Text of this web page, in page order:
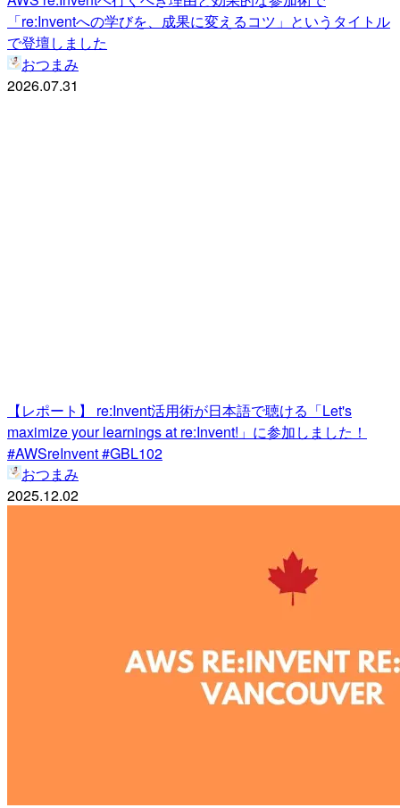
「re:Inventへの学びを、成果に変えるコツ」というタイトル
で登壇しました
おつまみ
2026.07.31
【レポート】 re:Invent活用術が日本語で聴ける「Let's
maximize your learnings at re:Invent!」に参加しました！
#AWSreInvent #GBL102
おつまみ
2025.12.02